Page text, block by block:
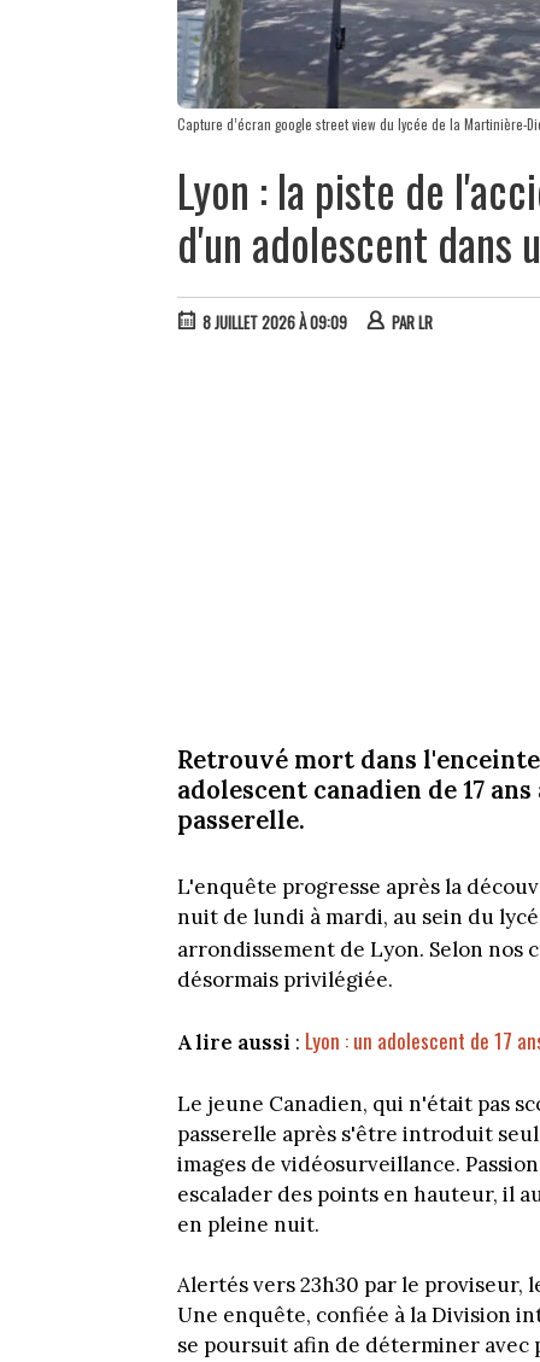
Capture d’écran google street view du lycée de la Martinière-
Lyon : la piste de
d'un adolescent dans
8 JUILLET 2026 À 09:09 PARLR
Retrouvé mort dans
adolescent canadien de 17
passerelle.
L'enquête progresse après la
nuit de lundi à mardi, au sein du
arrondissement de Lyon. Selon nos
désormais privilégiée.
A lire aussi : Lyon : un adolescent de 17
Le jeune Canadien, qui n'était pas
passerelle après s'être introduit
images de vidéosurveillance.
escalader des points en hauteur, il
en pleine nuit.
Alertés vers 23h30 par le proviseur,
Une enquête, confiée à la Division
se poursuit afin de déterminer avec